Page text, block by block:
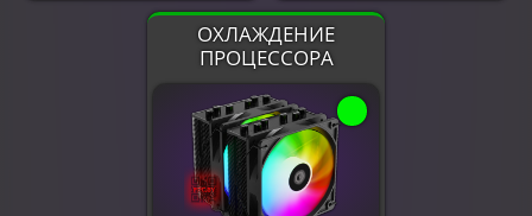
ОХЛАЖДЕНИЕ
ПРОЦЕССОРА